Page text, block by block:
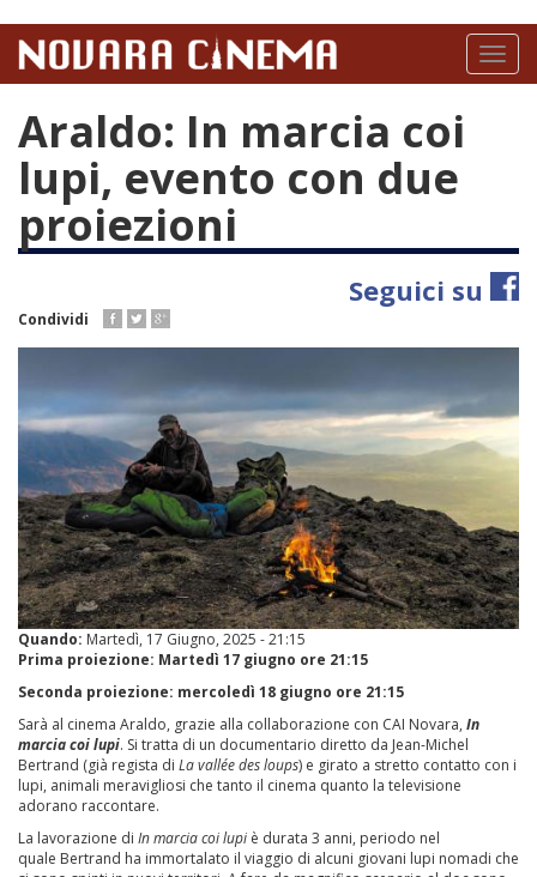
contenuto
Toggle
Araldo: In marcia coi
lupi, evento con due
proiezioni
Seguici su
Condividi
Quando: Martedì, 17 Giugno, 2025 - 21:15
Prima proiezione: Martedì 17 giugno ore 21:15
Seconda proiezione: mercoledì 18 giugno ore 21:15
Sarà al cinema Araldo, grazie alla collaborazione con CAI Novara, In
marcia coi lupi. Si tratta di un documentario diretto da Jean-Michel
Bertrand (già regista di La vallée des loups) e girato a stretto contatto con i
lupi, animali meravigliosi che tanto il cinema quanto la televisione
adorano raccontare.
La lavorazione di In marcia coi lupi è durata 3 anni, periodo nel
quale Bertrand ha immortalato il viaggio di alcuni giovani lupi nomadi che